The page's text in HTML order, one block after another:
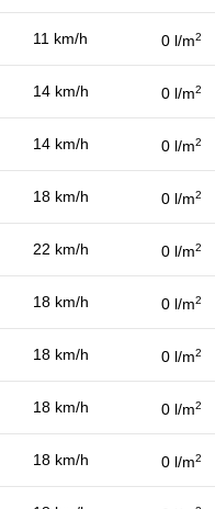
11 km/h 0 l/m2
14 km/h 0 l/m2
14 km/h 0 l/m2
18 km/h 0 l/m2
22 km/h 0 l/m2
18 km/h 0 l/m2
18 km/h 0 l/m2
18 km/h 0 l/m2
18 km/h 0 l/m2